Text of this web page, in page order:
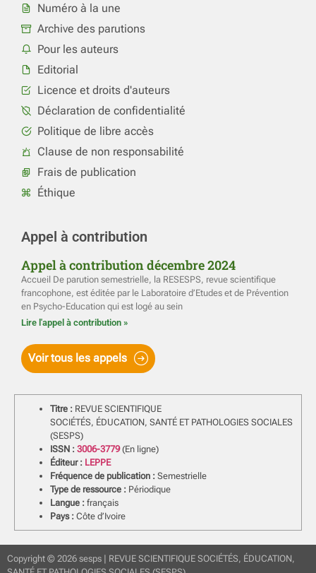
Numéro à la une
Archive des parutions
Pour les auteurs
Editorial
Licence et droits d'auteurs
Déclaration de confidentialité
Politique de libre accès
Clause de non responsabilité
Frais de publication
Éthique
Appel à contribution
Appel à contribution décembre 2024
Accueil De parution semestrielle, la RESESPS, revue scientifique
francophone, est éditée par le Laboratoire d’Etudes et de Prévention
en Psycho-Education qui est logé au sein
Lire l'appel à contribution »
Voir tous les appels
Titre : REVUE SCIENTIFIQUE
SOCIÉTÉS, ÉDUCATION, SANTÉ ET PATHOLOGIES SOCIALES
(SESPS)
ISSN : 3006-3779(En ligne)
Éditeur : LEPPE
Fréquence de publication : Semestrielle
Type de ressource : Périodique
Langue : français
Pays : Côte d’Ivoire
Copyright © 2026 sesps | REVUE SCIENTIFIQUE SOCIÉTÉS, ÉDUCATION,